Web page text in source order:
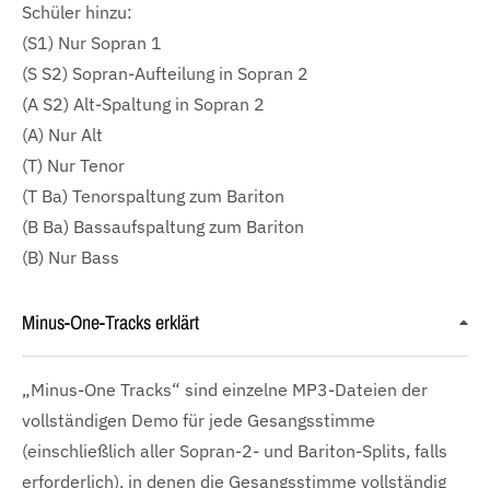
Schüler hinzu:
(S1) Nur Sopran 1
(S S2) Sopran-Aufteilung in Sopran 2
(A S2) Alt-Spaltung in Sopran 2
(A) Nur Alt
(T) Nur Tenor
(T Ba) Tenorspaltung zum Bariton
(B Ba) Bassaufspaltung zum Bariton
(B) Nur Bass
Minus-One-Tracks erklärt
„Minus-One Tracks“ sind einzelne MP3-Dateien der
vollständigen Demo für jede Gesangsstimme
(einschließlich aller Sopran-2- und Bariton-Splits, falls
erforderlich), in denen die Gesangsstimme vollständig